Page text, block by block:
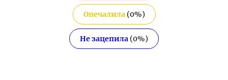
Опечалила(0%)
Не зацепила (0%)